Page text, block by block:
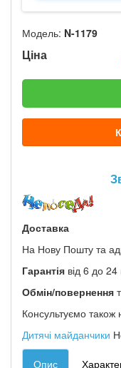
Модель: N-1179
Ціна
Доставка
На Нову Пошту та
Гарантія від 6 до 24
Обмін/повернення
Консультуємо також
Дитячі майданчики
Опис